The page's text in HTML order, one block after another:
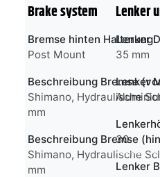
Brake system
Bremse hinten Halterung:
Post Mount
Beschreibung Bremse
Shimano, Hydraulische
mm
Beschreibung Bremse
Shimano, Hydraulische
mm
Lenker
Lenker
35 mm
Lenker
30
Lenker